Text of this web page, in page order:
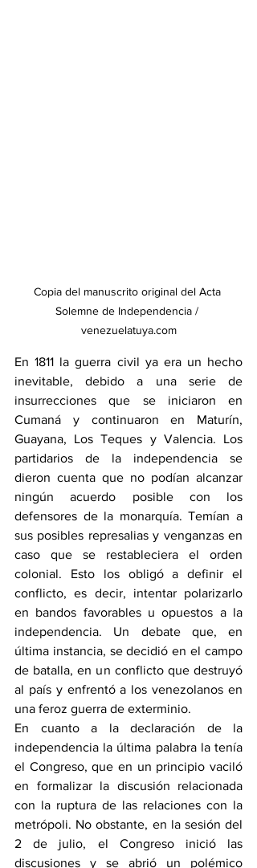
Copia del manuscrito original del Acta
Solemne de Independencia /
venezuelatuya.com
En 1811 la guerra civil ya era un hecho
inevitable, debido a una serie de
insurrecciones que se iniciaron en
Cumaná y continuaron en Maturín,
Guayana, Los Teques y Valencia. Los
partidarios de la independencia se
dieron cuenta que no podían alcanzar
ningún acuerdo posible con los
defensores de la monarquía. Temían a
sus posibles represalias y venganzas en
caso que se restableciera el orden
colonial. Esto los obligó a definir el
conflicto, es decir, intentar polarizarlo
en bandos favorables u opuestos a la
independencia. Un debate que, en
última instancia, se decidió en el campo
de batalla, en un conflicto que destruyó
al país y enfrentó a los venezolanos en
una feroz guerra de exterminio.
En cuanto a la declaración de la
independencia la última palabra la tenía
el Congreso, que en un principio vaciló
en formalizar la discusión relacionada
con la ruptura de las relaciones con la
metrópoli. No obstante, en la sesión del
2 de julio, el Congreso inició las
discusiones y se abrió un polémico